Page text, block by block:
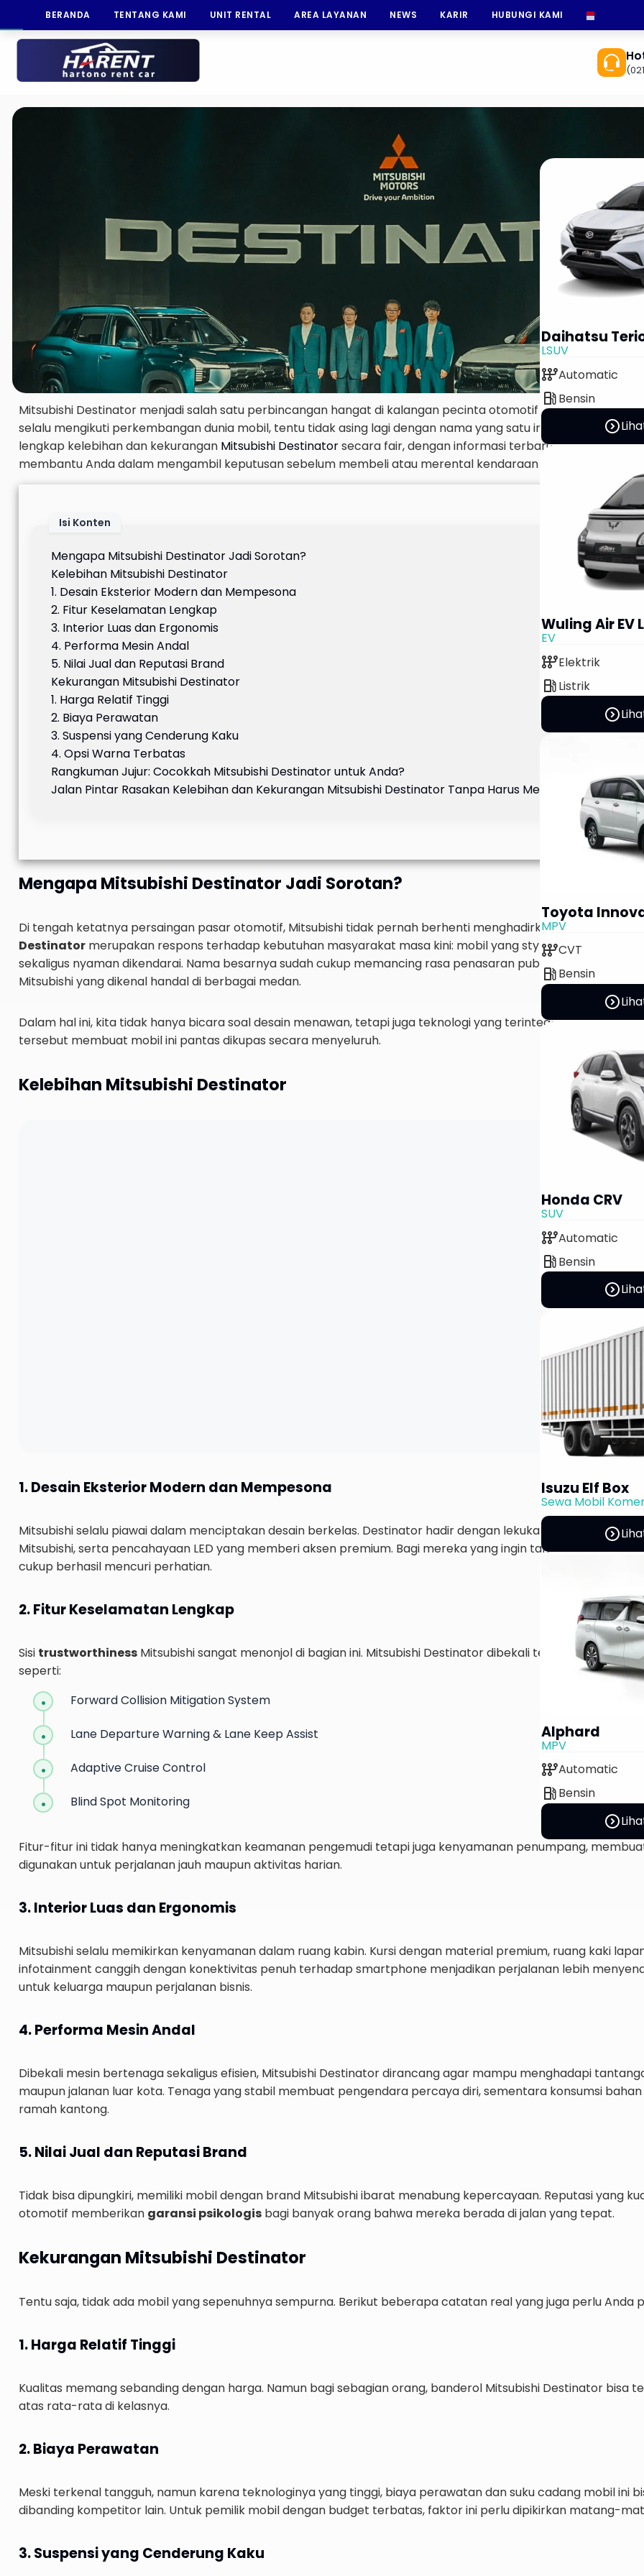
BERANDA TENTANG KAMI UNIT RENTAL AREA LAYANAN NEWS KARIR HUBUNGI KAMI
Mitsubishi Destinator menjadi salah satu perbincangan hangat di kalangan pecinta otomotif belakangan ini.
selalu mengikuti perkembangan dunia mobil, tentu tidak asing lagi dengan nama yang satu ini. Artikel ini akan
lengkap kelebihan dan kekurangan Mitsubishi Destinatorsecara fair, dengan informasi terbaru dan tervalidasi,
membantu Anda dalam mengambil keputusan sebelum membeli atau merental kendaraan ini.
Isi Konten
Mengapa Mitsubishi Destinator Jadi Sorotan?
Kelebihan Mitsubishi Destinator
1. Desain Eksterior Modern dan Mempesona
2. Fitur Keselamatan Lengkap
3. Interior Luas dan Ergonomis
4. Performa Mesin Andal
5. Nilai Jual dan Reputasi Brand
Kekurangan Mitsubishi Destinator
1. Harga Relatif Tinggi
2. Biaya Perawatan
3. Suspensi yang Cenderung Kaku
4. Opsi Warna Terbatas
Rangkuman Jujur: Cocokkah Mitsubishi Destinator untuk Anda?
Jalan Pintar Rasakan Kelebihan dan Kekurangan Mitsubishi Destinator Tanpa Harus Membeli
Mengapa Mitsubishi Destinator Jadi Sorotan?
Di tengah ketatnya persaingan pasar otomotif, Mitsubishi tidak pernah berhenti menghadirkan inovasi.
Destinator merupakan respons terhadap kebutuhan masyarakat masa kini: mobil yang stylish, aman, hemat
sekaligus nyaman dikendarai. Nama besarnya sudah cukup memancing rasa penasaran publik, apalagi dengan
Mitsubishi yang dikenal handal di berbagai medan.
Dalam hal ini, kita tidak hanya bicara soal desain menawan, tetapi juga teknologi yang terintegrasi di
tersebut membuat mobil ini pantas dikupas secara menyeluruh.
Kelebihan Mitsubishi Destinator
1. Desain Eksterior Modern dan Mempesona
Mitsubishi selalu piawai dalam menciptakan desain berkelas. Destinator hadir dengan lekukan futuristik, grille
Mitsubishi, serta pencahayaan LED yang memberi aksen premium. Bagi mereka yang ingin tampil beda di
cukup berhasil mencuri perhatian.
2. Fitur Keselamatan Lengkap
Sisi trustworthiness Mitsubishi sangat menonjol di bagian ini. Mitsubishi Destinator dibekali teknologi
seperti:
Forward Collision Mitigation System
Lane Departure Warning & Lane Keep Assist
Adaptive Cruise Control
Blind Spot Monitoring
Fitur-fitur ini tidak hanya meningkatkan keamanan pengemudi tetapi juga kenyamanan penumpang,
digunakan untuk perjalanan jauh maupun aktivitas harian.
3. Interior Luas dan Ergonomis
Mitsubishi selalu memikirkan kenyamanan dalam ruang kabin. Kursi dengan material premium, ruang kaki
infotainment canggih dengan konektivitas penuh terhadap smartphone menjadikan perjalanan lebih
untuk keluarga maupun perjalanan bisnis.
4. Performa Mesin Andal
Dibekali mesin bertenaga sekaligus efisien, Mitsubishi Destinator dirancang agar mampu menghadapi
maupun jalanan luar kota. Tenaga yang stabil membuat pengendara percaya diri, sementara konsumsi
ramah kantong.
5. Nilai Jual dan Reputasi Brand
Tidak bisa dipungkiri, memiliki mobil dengan brand Mitsubishi ibarat menabung kepercayaan. Reputasi yang
otomotif memberikan garansi psikologis bagi banyak orang bahwa mereka berada di jalan yang tepat.
Kekurangan Mitsubishi Destinator
Tentu saja, tidak ada mobil yang sepenuhnya sempurna. Berikut beberapa catatan real yang juga perlu Anda
1. Harga Relatif Tinggi
Kualitas memang sebanding dengan harga. Namun bagi sebagian orang, banderol Mitsubishi Destinator bisa
atas rata-rata di kelasnya.
2. Biaya Perawatan
Meski terkenal tangguh, namun karena teknologinya yang tinggi, biaya perawatan dan suku cadang mobil ini
dibanding kompetitor lain. Untuk pemilik mobil dengan budget terbatas, faktor ini perlu dipikirkan matang-
3. Suspensi yang Cenderung Kaku
Daihatsu
LSUV
auto_transmissionAutomatic
local_gas_stationBensin
expand_circle_right
Wuling Air EV
EV
auto_transmissionElektrik
local_gas_stationListrik
expand_circle_right
Toyota
MPV
auto_transmissionCVT
local_gas_stationBensin
expand_circle_right
Honda CRV
SUV
auto_transmissionAutomatic
local_gas_stationBensin
expand_circle_right
Isuzu Elf Box
Sewa Mobil
expand_circle_right
Alphard
MPV
auto_transmissionAutomatic
local_gas_stationBensin
expand_circle_right